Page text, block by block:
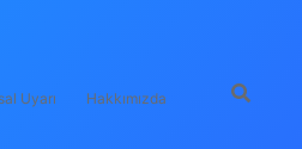
Uyarı Hakkımızda